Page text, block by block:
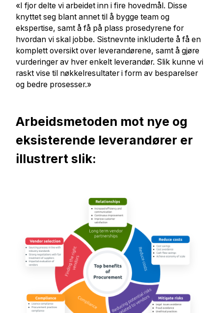
«I fjor delte vi arbeidet inn i fire hovedmål. Disse
knyttet seg blant annet til å bygge team og
ekspertise, samt å få på plass prosedyrene for
hvordan vi skal jobbe. Sistnevnte inkluderte å få en
komplett oversikt over leverandørene, samt å gjøre
vurderinger av hver enkelt leverandør. Slik kunne vi
raskt vise til nøkkelresultater i form av besparelser
og bedre prosesser.»
Arbeidsmetoden mot nye og
eksisterende leverandører er
illustrert slik: